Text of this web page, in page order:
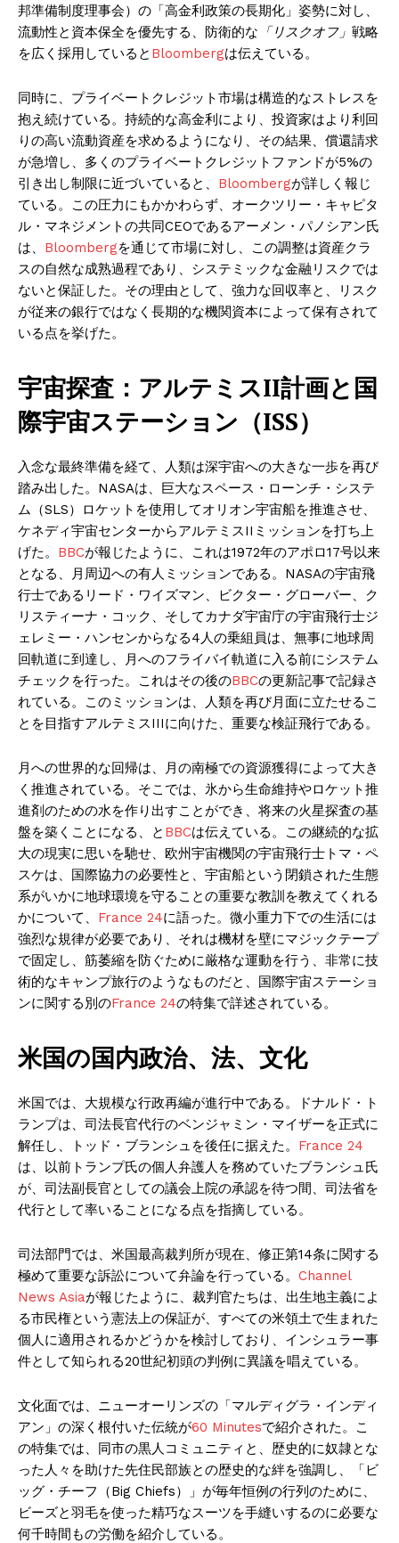
邦準備制度理事会）の「高金利政策の長期化」姿勢に対し、
流動性と資本保全を優先する、防衛的な 「リスクオフ」 戦略
を広く採用していると Bloombergは伝えている。
同時に、プライベートクレジット市場は構造的なストレスを
抱え続けている。持続的な高金利により、投資家はより利回
りの高い流動資産を求めるようになり、その結果、償還請求
が急増し、多くのプライベートクレジットファンドが5%の
引き出し制限に近づいていると、 Bloombergが詳しく報じ
ている。この圧力にもかかわらず、オークツリー・キャピタ
ル・マネジメントの共同CEOであるアーメン・パノシアン氏
は、 Bloombergを通じて市場に対し、この調整は資産クラ
スの自然な成熟過程であり、システミックな金融リスクでは
ないと保証した。その理由として、強力な回収率と、リスク
が従来の銀行ではなく長期的な機関資本によって保有されて
いる点を挙げた。
宇宙探査：アルテミスII計画と国
際宇宙ステーション（ISS）
入念な最終準備を経て、人類は深宇宙への大きな一歩を再び
踏み出した。NASAは、巨大なスペース・ローンチ・システ
ム（SLS）ロケットを使用してオリオン宇宙船を推進させ、
ケネディ宇宙センターからアルテミスIIミッションを打ち上
げた。 BBCが報じたように、これは1972年のアポロ17号以来
となる、月周辺への有人ミッションである。NASAの宇宙飛
行士であるリード・ワイズマン、ビクター・グローバー、ク
リスティーナ・コック、そしてカナダ宇宙庁の宇宙飛行士ジ
ェレミー・ハンセンからなる4人の乗組員は、無事に地球周
回軌道に到達し、月へのフライバイ軌道に入る前にシステム
チェックを行った。これはその後のBBCの更新記事で記録さ
れている。このミッションは、人類を再び月面に立たせるこ
とを目指すアルテミスIIIに向けた、重要な検証飛行である。
月への世界的な回帰は、月の南極での資源獲得によって大き
く推進されている。そこでは、氷から生命維持やロケット推
進剤のための水を作り出すことができ、将来の火星探査の基
盤を築くことになる、と BBCは伝えている。この継続的な拡
大の現実に思いを馳せ、欧州宇宙機関の宇宙飛行士トマ・ペ
スケは、国際協力の必要性と、宇宙船という閉鎖された生態
系がいかに地球環境を守ることの重要な教訓を教えてくれる
かについて、 France 24に語った。微小重力下での生活には
強烈な規律が必要であり、それは機材を壁にマジックテープ
で固定し、筋萎縮を防ぐために厳格な運動を行う、非常に技
術的なキャンプ旅行のようなものだと、国際宇宙ステーショ
ンに関する別のFrance 24の特集で詳述されている。
米国の国内政治、法、文化
米国では、大規模な行政再編が進行中である。ドナルド・ト
ランプは、司法長官代行のベンジャミン・マイザーを正式に
解任し、トッド・ブランシュを後任に据えた。 France 24
は、以前トランプ氏の個人弁護人を務めていたブランシュ氏
が、司法副長官としての議会上院の承認を待つ間、司法省を
代行として率いることになる点を指摘している。
司法部門では、米国最高裁判所が現在、修正第14条に関する
極めて重要な訴訟について弁論を行っている。 Channel
News Asiaが報じたように、裁判官たちは、出生地主義によ
る市民権という憲法上の保証が、すべての米領土で生まれた
個人に適用されるかどうかを検討しており、インシュラー事
件として知られる20世紀初頭の判例に異議を唱えている。
文化面では、ニューオーリンズの「マルディグラ・インディ
アン」の深く根付いた伝統が60 Minutesで紹介された。こ
の特集では、同市の黒人コミュニティと、歴史的に奴隷とな
った人々を助けた先住民部族との歴史的な絆を強調し、「ビ
ッグ・チーフ（Big Chiefs）」が毎年恒例の行列のために、
ビーズと羽毛を使った精巧なスーツを手縫いするのに必要な
何千時間もの労働を紹介している。